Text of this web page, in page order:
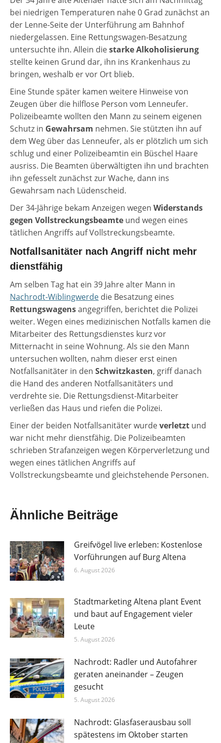
bei niedrigen Temperaturen nahe 0 Grad zunächst an
der Lenne-Seite der Unterführung am Bahnhof
niedergelassen. Eine Rettungswagen-Besatzung
untersuchte ihn. Allein diestarke Alkoholisierung
stellte keinen Grund dar, ihn ins Krankenhaus zu
bringen, weshalb er vor Ort blieb.
Eine Stunde später kamen weitere Hinweise von
Zeugen über die hilflose Person vom Lenneufer.
Polizeibeamte wollten den Mann zu seinem eigenen
Schutz in Gewahrsam nehmen. Sie stützten ihn auf
dem Weg über das Lenneufer, als er plötzlich um sich
schlug und einer Polizeibeamtin ein Büschel Haare
ausriss. Die Beamten überwältigten ihn und brachten
ihn gefesselt zunächst zur Wache, dann ins
Gewahrsam nach Lüdenscheid.
Der 34-Jährige bekam Anzeigen wegen Widerstands
gegen Vollstreckungsbeamte und wegen eines
tätlichen Angriffs auf Vollstreckungsbeamte.
Notfallsanitäter nach Angriff nicht mehr
dienstfähig
Am selben Tag hat ein 39 Jahre alter Mann in
Nachrodt-Wiblingwerde die Besatzung eines
Rettungswagensangegriffen, berichtet die Polizei
weiter. Wegen eines medizinischen Notfalls kamen die
Mitarbeiter des Rettungsdienstes kurz vor
Mitternacht in seine Wohnung. Als sie den Mann
untersuchen wollten, nahm dieser erst einen
Notfallsanitäter in den Schwitzkasten, griff danach
die Hand des anderen Notfallsanitäters und
verdrehte sie. Die Rettungsdienst-Mitarbeiter
verließen das Haus und riefen die Polizei.
Einer der beiden Notfallsanitäter wurdeverletzt und
war nicht mehr dienstfähig. Die Polizeibeamten
schrieben Strafanzeigen wegen Körperverletzung und
wegen eines tätlichen Angriffs auf
Vollstreckungsbeamte und gleichstehende Personen.
Ähnliche Beiträge
Greifvögel live erleben: Kostenlose
Vorführungen auf Burg Altena
6. August 2026
Stadtmarketing Altena plant Event
und baut auf Engagement vieler
Leute
5. August 2026
Nachrodt: Radler und Autofahrer
geraten aneinander – Zeugen
gesucht
5. August 2026
Nachrodt: Glasfaserausbau soll
spätestens im Oktober starten